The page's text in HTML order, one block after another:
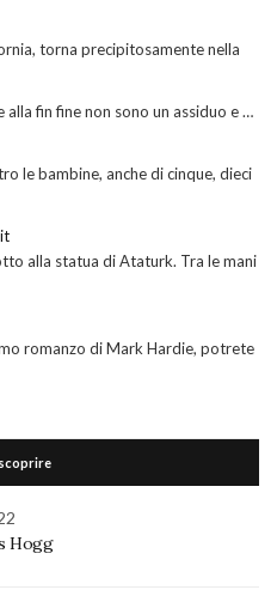
torna precipitosamente nella
alla fin fine non sono un assiduo e …
le bambine, anche di cinque, dieci
alla statua di Ataturk. Tra le mani
romanzo di Mark Hardie, potrete
Hogg